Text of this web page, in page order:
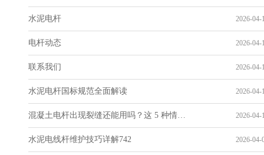
水泥电杆 2026-04-
电杆动态 2026-04-
联系我们 2026-04-
水泥电杆国标规范全面解读 2026-04-
混凝土电杆出现裂缝还能用吗？这 5 种情况要报废 2026-04-
水泥电线杆维护技巧详解742 2026-04-